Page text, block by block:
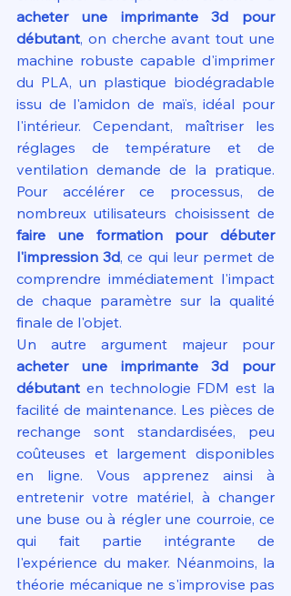
acheter une imprimante 3d pour
débutant, on cherche avant tout une
machine robuste capable d'imprimer
du PLA, un plastique biodégradable
issu de l'amidon de maïs, idéal pour
l'intérieur. Cependant, maîtriser les
réglages de température et de
ventilation demande de la pratique.
Pour accélérer ce processus, de
faire une formation pour débuter
l'impression 3d, ce qui leur permet de
comprendre immédiatement l'impact
de chaque paramètre sur la qualité
finale de l'objet.
acheter une imprimante 3d pour
débutant en technologie FDM est la
facilité de maintenance. Les pièces de
rechange sont standardisées, peu
coûteuses et largement disponibles
en ligne. Vous apprenez ainsi à
entretenir votre matériel, à changer
une buse ou à régler une courroie, ce
qui fait partie intégrante de
l'expérience du maker. Néanmoins, la
théorie mécanique ne s'improvise pas